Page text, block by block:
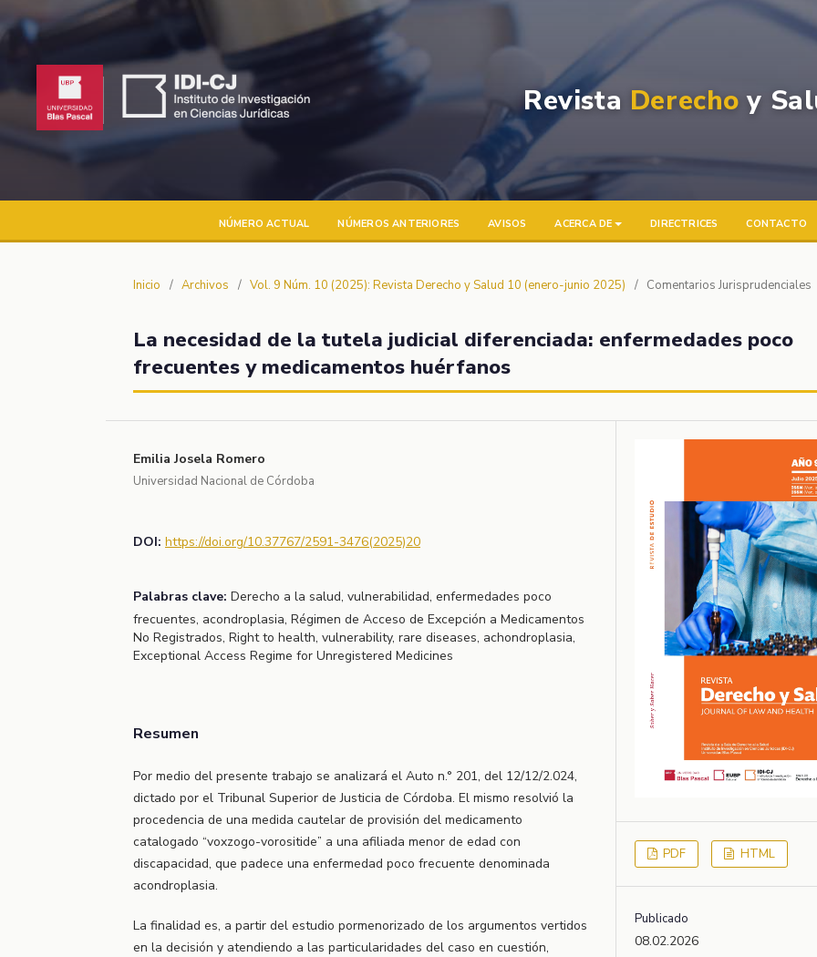
Revista Derecho y
NÚMERO ACTUAL NÚMEROS ANTERIORES AVISOS ACERCA DE DIRECTRICES CONTACTO
Inicio / Archivos / Vol. 9 Núm. 10 (2025): Revista Derecho y Salud 10 (enero-junio 2025) / Comentarios Jurisprudenciales
La necesidad de la tutela judicial diferenciada: enfermedades poco
frecuentes y medicamentos huérfanos
Emilia Josela Romero
Universidad Nacional de Córdoba
DOI: https://doi.org/10.37767/2591-3476(2025)20
Palabras clave: Derecho a la salud, vulnerabilidad, enfermedades poco
frecuentes, acondroplasia, Régimen de Acceso de Excepción a Medicamentos
No Registrados, Right to health, vulnerability, rare diseases, achondroplasia,
Exceptional Access Regime for Unregistered Medicines
Resumen
Por medio del presente trabajo se analizará el Auto n.° 201, del 12/12/2.024,
dictado por el Tribunal Superior de Justicia de Córdoba. El mismo resolvió la
procedencia de una medida cautelar de provisión del medicamento
catalogado “voxzogo-vorositide” a una afiliada menor de edad con
discapacidad, que padece una enfermedad poco frecuente denominada
acondroplasia.
La finalidad es, a partir del estudio pormenorizado de los argumentos vertidos
en la decisión y atendiendo a las particularidades del caso en cuestión,
PDF HTML
Publicado
08.02.2026